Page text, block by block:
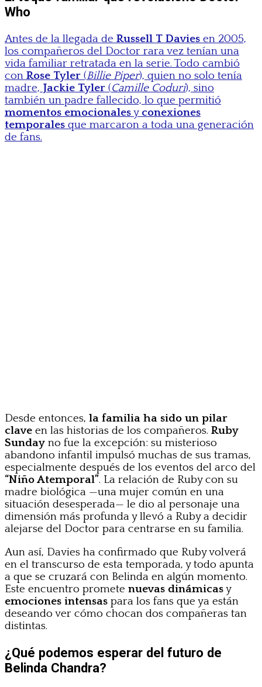
Who
Antes de la llegada de Russell T Davies en 2005,
los compañeros del Doctor rara vez tenían una
vida familiar retratada en la serie. Todo cambió
con Rose Tyler (Billie Piper), quien no solo tenía
madre, Jackie Tyler (Camille Coduri), sino
también un padre fallecido, lo que permitió
momentos emocionalesy conexiones
temporales que marcaron a toda una generación
de fans.
Desde entonces, la familia ha sido un pilar
clave en las historias de los compañeros. Ruby
Sunday no fue la excepción: su misterioso
abandono infantil impulsó muchas de sus tramas,
especialmente después de los eventos del arco del
“Niño Atemporal”. La relación de Ruby con su
madre biológica —una mujer común en una
situación desesperada— le dio al personaje una
dimensión más profunda y llevó a Ruby a decidir
alejarse del Doctor para centrarse en su familia.
Aun así, Davies ha confirmado que Ruby volverá
en el transcurso de esta temporada, y todo apunta
a que se cruzará con Belinda en algún momento.
Este encuentro promete nuevas dinámicasy
emociones intensas para los fans que ya están
deseando ver cómo chocan dos compañeras tan
distintas.
¿Qué podemos esperar del futuro de
Belinda Chandra?